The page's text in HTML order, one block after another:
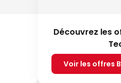
Découvrez les
Voir les offres